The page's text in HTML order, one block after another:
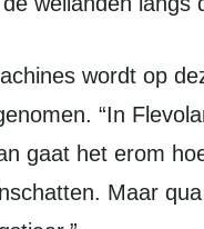
“In
gaat het erom
Maar